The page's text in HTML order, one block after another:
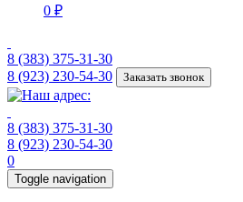
0 ₽
8 (383) 375-31-30
8 (923) 230-54-30
Заказать звонок
8 (383) 375-31-30
8 (923) 230-54-30
0
Toggle navigation